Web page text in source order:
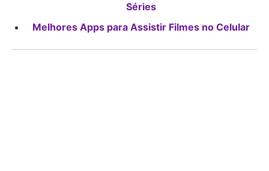
Séries
Melhores Apps para Assistir Filmes no Celular